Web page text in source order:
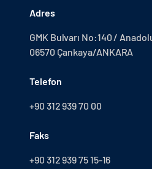
Adres
GMK Bulvarı No:140 /
06570 Çankaya/ANKARA
Telefon
+90 312 939 70 00
Faks
+90 312 939 75 15-16